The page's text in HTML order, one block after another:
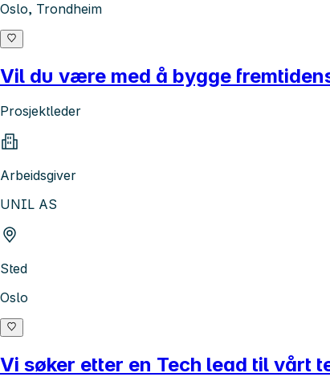
Oslo, Trondheim
Vil du være med å bygge
Prosjektleder
Arbeidsgiver
UNIL AS
Sted
Oslo
Vi søker etter en Tech lead til vårt